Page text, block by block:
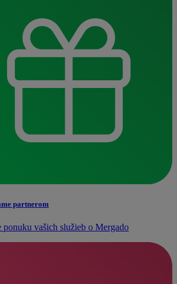
partnerom
ponuku vašich služieb o Mergado